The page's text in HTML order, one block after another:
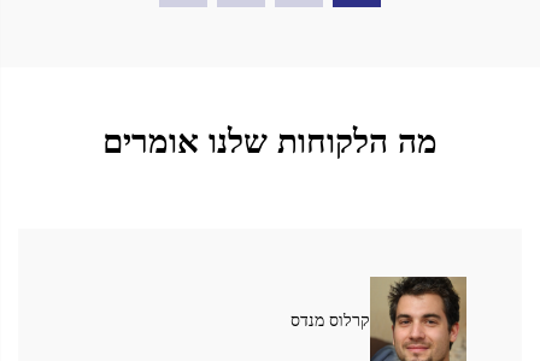
מה הלקוחות שלנו אומרים
קרלוס מנדס